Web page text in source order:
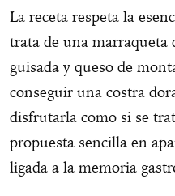
La receta respeta la
trata de una marraqueta
guisada y queso de
conseguir una costra
disfrutarla como si se
propuesta sencilla en
ligada a la memoria